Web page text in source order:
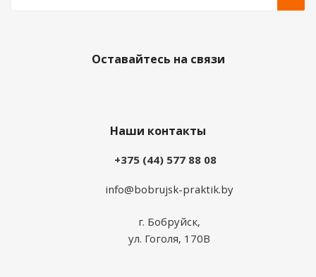
Оставайтесь на связи
Наши контакты
+375 (44) 577 88 08
info@bobrujsk-praktik.by
г. Бобруйск,
ул. Гоголя, 170В